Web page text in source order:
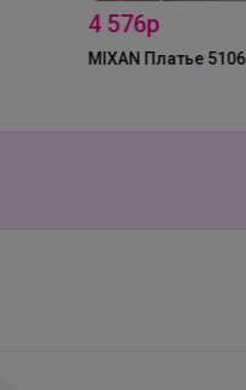
MIXAN Платье 5106